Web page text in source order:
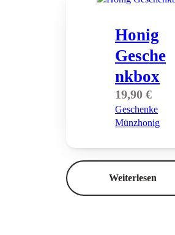
Honig
Gesche
nk­box
19,90 €
Geschenke
Münzhonig
Weiterlesen